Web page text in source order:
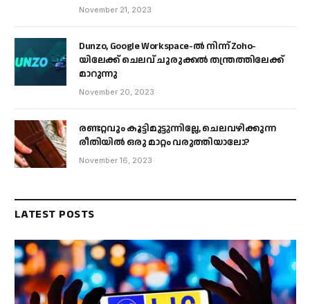
November 21, 2023
Dunzo, Google Workspace-ൽ നിന്ന് Zoho-
യിലേക്ക് ചെലവ് ചുരുക്കൽ തന്ത്രത്തിലേക്ക്
മാറുന്നു
November 20, 2023
രണ്ടറ്റവും കൂട്ടിമുട്ടുന്നില്ലേ, ചെലവഴിക്കുന്ന
രീതിയിൽ ഒരു മാറ്റം വരുത്തിയാലോ?
November 16, 2023
LATEST POSTS